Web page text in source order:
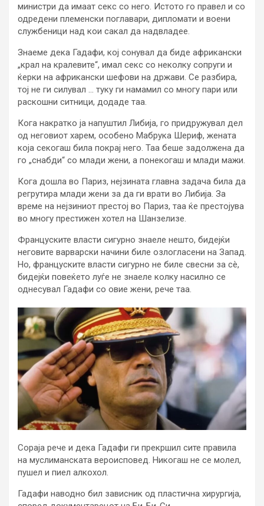
министри да имаат секс со него. Истото го правел и со
одредени племенски поглавари, дипломати и воени
службеници над кои сакал да надвладее.
Знаеме дека Гадафи, кој сонувал да биде африкански
„крал на кралевите“, имал секс со неколку сопруги и
ќерки на африкански шефови на држави. Се разбира,
тој не ги силувал … туку ги намамил со многу пари или
раскошни ситници, додаде таа.
Кога накратко ја напуштил Либија, го придружувал дел
од неговиот харем, особено Мабрука Шериф, жената
која секогаш била покрај него. Таа беше задолжена да
го „снабди“ со млади жени, а понекогаш и млади мажи.
Кога дошла во Париз, нејзината главна задача била да
регрутира млади жени за да ги врати во Либија. За
време на нејзиниот престој во Париз, таа ќе престојува
во многу престижен хотел на Шанзелизе.
Француските власти сигурно знаеле нешто, бидејќи
неговите варварски начини биле озлогласени на Запад.
Но, француските власти сигурно не биле свесни за сè,
бидејќи повеќето луѓе не знаеле колку насилно се
однесувал Гадафи со овие жени, рече таа.
Сораја рече и дека Гадафи ги прекршил сите правила
на муслиманската вероисповед. Никогаш не се молел,
пушел и пиел алкохол.
Гадафи наводно бил зависник од пластична хирургија,